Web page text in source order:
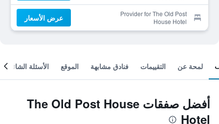
Provider for The Old Post
House Hotel
عرض الأسعار
لمحة عن التقييمات فنادق مشابهة الموقع الأسئلة الشائعة
أفضل صفقات The Old Post House
Hotel